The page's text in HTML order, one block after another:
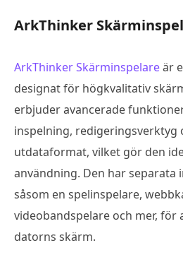
ArkThinker
ArkThinker Skärminspelareär
designat för högkvalitativ
erbjuder avancerade
inspelning, redigeringsverktyg
utdataformat, vilket gör den
användning. Den har separata
såsom en spelinspelare,
videobandspelare och mer, för
datorns skärm.